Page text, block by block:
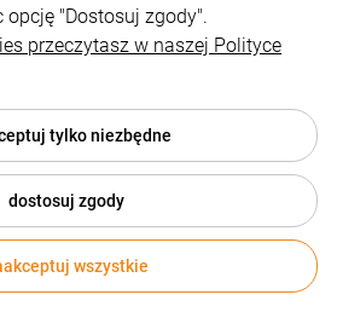
opcję "Dostosuj zgody".
przeczytasz w naszej Polityce
tylko niezbędne
dostosuj zgody
wszystkie